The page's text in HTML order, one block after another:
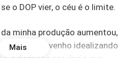
o DOP vier, o céu é o limite.
minha produção aumentou,
venho idealizando
Mais